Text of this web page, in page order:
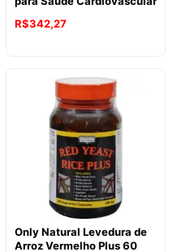
R$342,27
Only Natural Levedura de
Arroz Vermelho Plus 60